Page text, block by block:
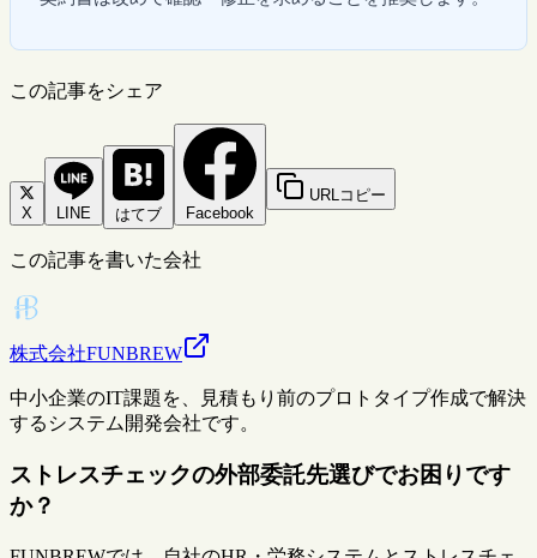
この記事をシェア
X LINE はてブ Facebook
URLコピー
この記事を書いた会社
株式会社FUNBREW
中小企業のIT課題を、見積もり前のプロトタイプ作成で解決
するシステム開発会社です。
ストレスチェックの外部委託先選びでお困りです
か？